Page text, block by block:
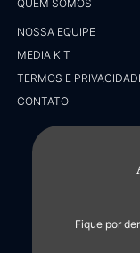
QUEM SOMOS
NOSSA EQUIPE
MEDIA KIT
TERMOS E
CONTATO
Fique por